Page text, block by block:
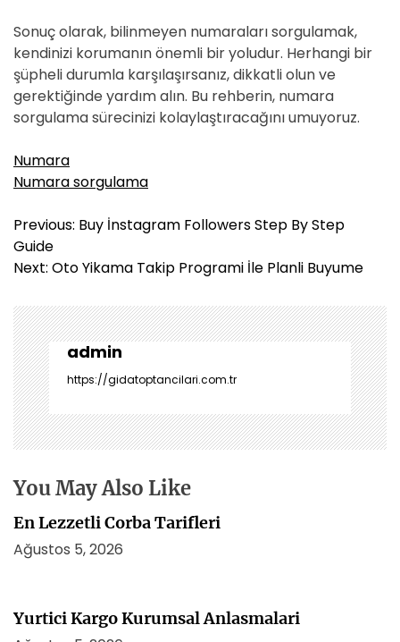
Sonuç olarak, bilinmeyen numaraları sorgulamak,
kendinizi korumanın önemli bir yoludur. Herhangi bir
şüpheli durumla karşılaşırsanız, dikkatli olun ve
gerektiğinde yardım alın. Bu rehberin, numara
sorgulama sürecinizi kolaylaştıracağını umuyoruz.
Numara
Numara sorgulama
Y
a
z
g
e
z
i
n
m
e
i
Previous: Buy İnstagram Followers Step By Step
Guide
Next: Oto Yikama Takip Programi İle Planli Buyume
admin
https://gidatoptancilari.com.tr
You May Also Like
En Lezzetli Corba Tarifleri
Ağustos 5, 2026
Yurtici Kargo Kurumsal Anlasmalari